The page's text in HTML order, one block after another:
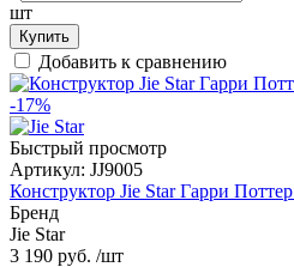
шт
Купить
Добавить к сравнению
-17%
Быстрый просмотр
Артикул: JJ9005
Конструктор Jie Star Гарри
Бренд
Jie Star
3 190 руб. /шт